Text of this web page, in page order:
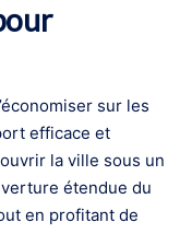
sur les
efficace et
la ville sous un
étendue du
en profitant de